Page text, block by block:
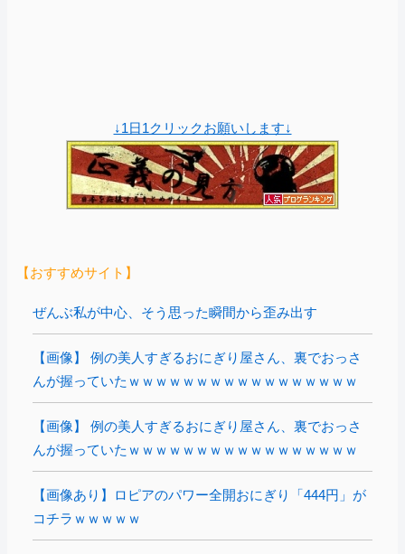
↓1日1クリックお願いします↓
【おすすめサイト】
ぜんぶ私が中心、そう思った瞬間から歪み出す
【画像】 例の美人すぎるおにぎり屋さん、裏でおっさ
んが握っていたｗｗｗｗｗｗｗｗｗｗｗｗｗｗｗｗｗ
【画像】 例の美人すぎるおにぎり屋さん、裏でおっさ
んが握っていたｗｗｗｗｗｗｗｗｗｗｗｗｗｗｗｗｗ
【画像あり】ロピアのパワー全開おにぎり「444円」が
コチラｗｗｗｗｗ